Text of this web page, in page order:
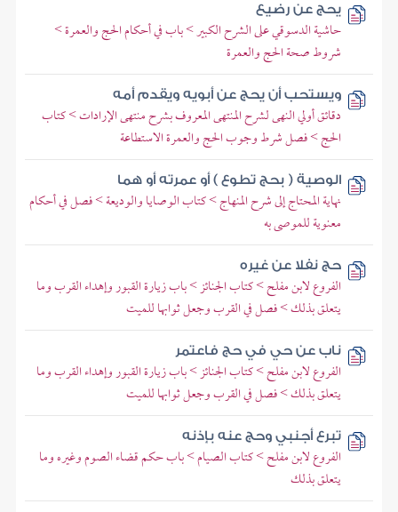
يحج عن رضيع
حاشية الدسوقي على الشرح الكبير > باب في أحكام الحج والعمرة >
شروط صحة الحج والعمرة
ويستحب أن يحج عن أبويه ويقدم أمه
دقائق أولي النهى لشرح المنتهى المعروف بشرح منتهى الإرادات > كتاب
الحج > فصل شرط وجوب الحج والعمرة الاستطاعة
الوصية ( بحج تطوع ) أو عمرته أو هما
نهاية المحتاج إلى شرح المنهاج > كتاب الوصايا والوديعة > فصل في أحكام
معنوية للموصى به
حج نفلا عن غيره
الفروع لابن مفلح > كتاب الجنائز > باب زيارة القبور وإهداء القرب وما
يتعلق بذلك > فصل في القرب وجعل ثوابها للميت
ناب عن حي في حج فاعتمر
الفروع لابن مفلح > كتاب الجنائز > باب زيارة القبور وإهداء القرب وما
يتعلق بذلك > فصل في القرب وجعل ثوابها للميت
تبرع أجنبي وحج عنه بإذنه
الفروع لابن مفلح > كتاب الصيام > باب حكم قضاء الصوم وغيره وما
يتعلق بذلك